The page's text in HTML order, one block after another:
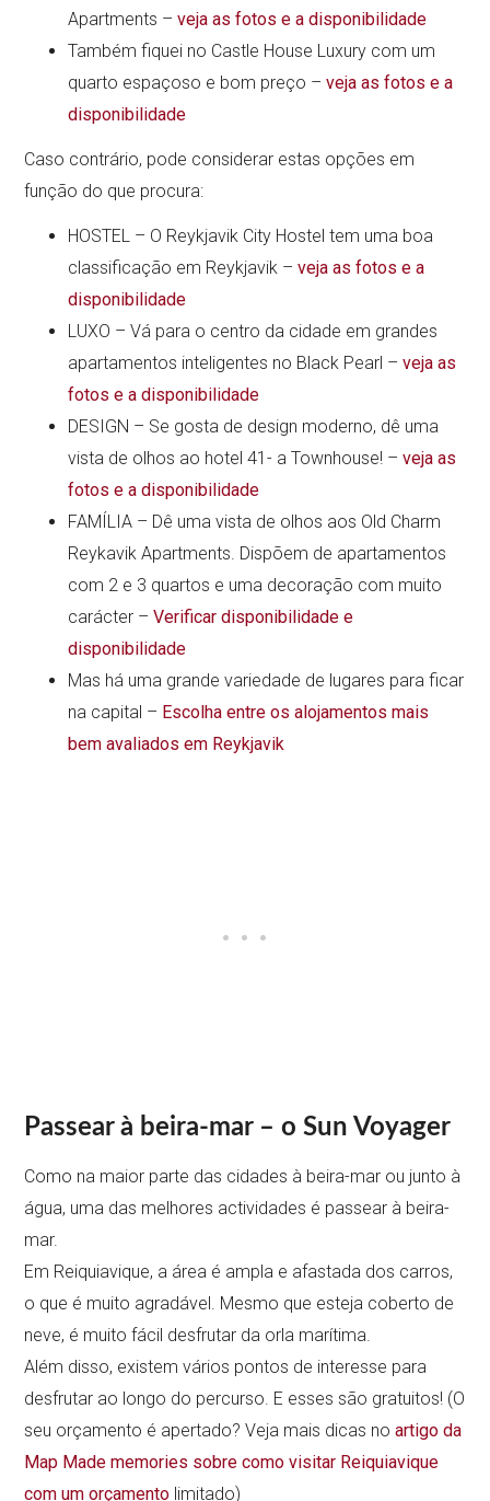
Apartments –veja as fotos e a disponibilidade
Também fiquei no Castle House Luxury com um
quarto espaçoso e bom preço –veja as fotos e a
disponibilidade
Caso contrário, pode considerar estas opções em
função do que procura:
HOSTEL – O Reykjavik City Hostel tem uma boa
classificação em Reykjavik –veja as fotos e a
disponibilidade
LUXO – Vá para o centro da cidade em grandes
apartamentos inteligentes no Black Pearl –veja as
fotos e a disponibilidade
DESIGN – Se gosta de design moderno, dê uma
vista de olhos ao hotel 41- a Townhouse! –veja as
fotos e a disponibilidade
FAMÍLIA – Dê uma vista de olhos aos Old Charm
Reykavik Apartments. Dispõem de apartamentos
com 2 e 3 quartos e uma decoração com muito
carácter –Verificar disponibilidade e
disponibilidade
Mas há uma grande variedade de lugares para ficar
na capital – Escolha entre os alojamentos mais
bem avaliados em Reykjavik
Passear à beira-mar – o Sun Voyager
Como na maior parte das cidades à beira-mar ou junto à
água, uma das melhores actividades é passear à beira-
mar.
Em Reiquiavique, a área é ampla e afastada dos carros,
o que é muito agradável. Mesmo que esteja coberto de
neve, é muito fácil desfrutar da orla marítima.
Além disso, existem vários pontos de interesse para
desfrutar ao longo do percurso. E esses são gratuitos! (O
seu orçamento é apertado? Veja mais dicas noartigo da
Map Made memories sobre como visitar Reiquiavique
com um orçamento limitado)